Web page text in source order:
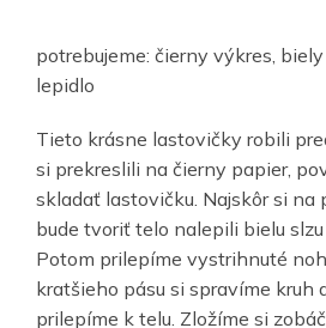
potrebujeme: čierny výkres,
lepidlo
Tieto krásne lastovičky robili
si prekreslili na čierny papier,
skladať lastovičku. Najskôr si na
bude tvoriť telo nalepili bielu
Potom prilepíme vystrihnuté
kratšieho pásu si spravíme kruh
prilepíme k telu. Zložíme si